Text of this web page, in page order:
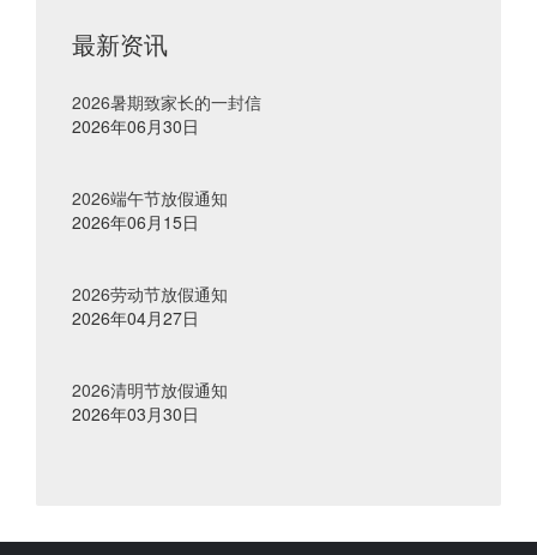
最新资讯
2026暑期致家长的一封信
2026年06月30日
2026端午节放假通知
2026年06月15日
2026劳动节放假通知
2026年04月27日
2026清明节放假通知
2026年03月30日